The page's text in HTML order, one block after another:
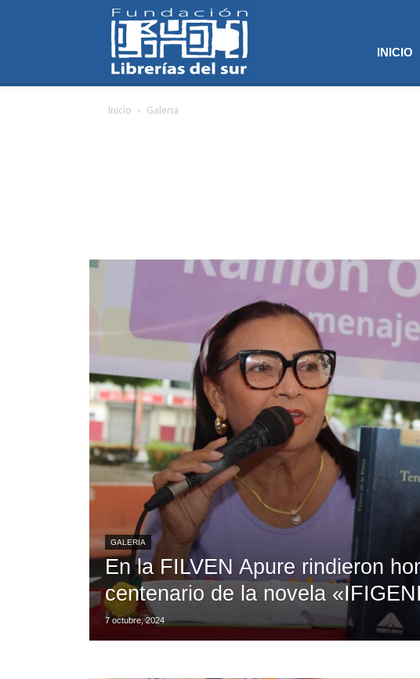
INICIO
Inicio Galeria
GALERIA
En la FILVEN Apure rindieron
centenario de la novela
7 octubre, 2024